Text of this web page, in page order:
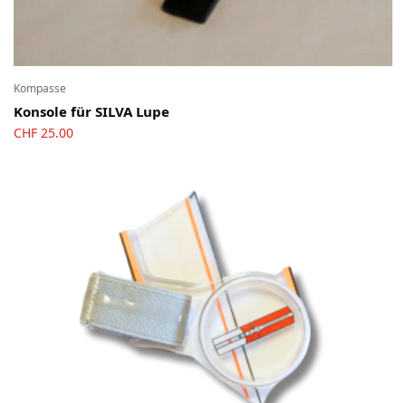
Kompasse
Konsole für SILVA Lupe
CHF 25.00